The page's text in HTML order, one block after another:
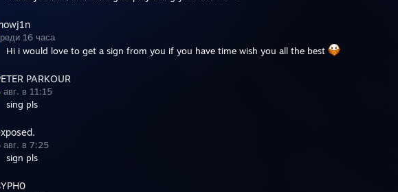
16 часа
Hi i would love to get a sign from you if you have time wish you all the best
PARKOUR
авг. в 11:15
sing pls
авг. в 7:25
sign pls